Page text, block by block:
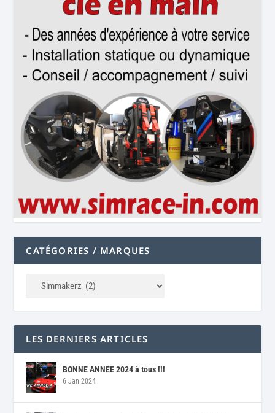
CATÉGORIES / MARQUES
LES DERNIERS ARTICLES
BONNE ANNEE 2024 à tous !!!
6 Jan 2024